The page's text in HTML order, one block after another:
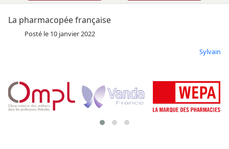
La pharmacopée française
Posté le 10 janvier 2022
Sylvain